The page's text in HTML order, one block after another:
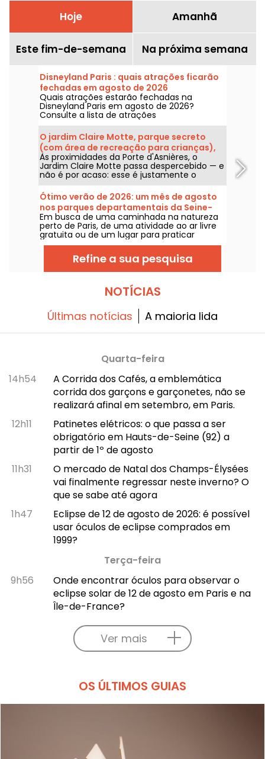
Hoje Amanhã
Este fim-de-semana Na próxima semana
Disneyland Paris : quais atrações ficarão
fechadas em agosto de 2026
Quais atrações estarão fechadas na
Disneyland Paris em agosto de 2026?
Consulte a lista de atrações
temporariamente indisponíveis por
manutenção ou renovação para planejar
sua visita aos parques da Disney.
O jardim Claire Motte, parque secreto
(com área de recreação para crianças),
no 17.º.
Às proximidades da Porte d'Asnières, o
Jardim Claire Motte passa despercebido — e
não é por acaso: esse é justamente o
objetivo deste espaço verde, oferecer um
refúgio onde se possa recarregar as
energias, em plena tranquilidade.
Ótimo verão de 2026: um mês de agosto
nos parques departamentais da Seine-
Saint-Denis
Em busca de uma caminhada na natureza
perto de Paris, de uma atividade ao ar livre
gratuita ou de um lugar para praticar
esportes longe do agito da cidade...
certamente um dos parques da Seine-
Saint-Denis foi feito para você!
Refine a sua pesquisa
NOTÍCIAS
Últimas notícias A maioria lida
Quarta-feira
14h54
A Corrida dos Cafés, a emblemática
corrida dos garçons e garçonetes, não se
realizará afinal em setembro, em Paris.
12h11
Patinetes elétricos: o que passa a ser
obrigatório em Hauts-de-Seine (92) a
partir de 1º de agosto
11h31
O mercado de Natal dos Champs-Élysées
vai finalmente regressar neste inverno? O
que se sabe até agora
1h47
Eclipse de 12 de agosto de 2026: é possível
usar óculos de eclipse comprados em
1999?
Terça-feira
9h56
Onde encontrar óculos para observar o
eclipse solar de 12 de agosto em Paris e na
Île-de-France?
Ver mais
OS ÚLTIMOS GUIAS